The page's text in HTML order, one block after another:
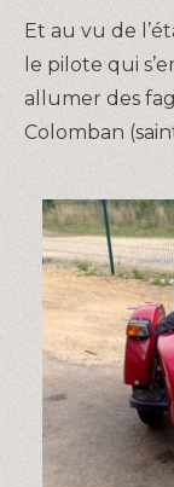
Et au vu de
le pilote qui
allumer des
Colomban